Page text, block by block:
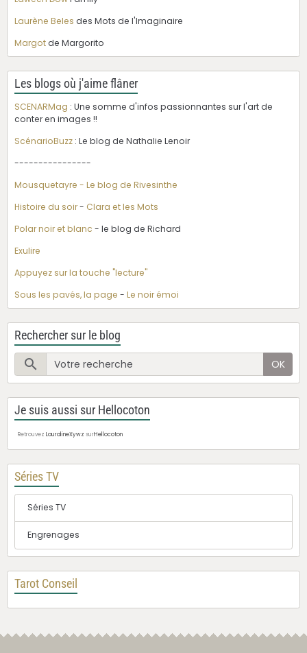
Laurène Beles des Mots de l'Imaginaire
Margotde Margorito
Les blogs où j'aime flâner
SCENARMag : Une somme d'infos passionnantes sur l'art de
conter en images !!
ScénarioBuzz : Le blog de Nathalie Lenoir
----------------
Mousquetayre - Le blog de Rivesinthe
Histoire du soir- Clara et les Mots
Polar noir et blanc - le blog de Richard
Exulire
Appuyez sur la touche "lecture"
Sous les pavés, la page - Le noir émoi
Rechercher sur le blog
OK
Je suis aussi sur Hellocoton
Retrouvez LauralineXywz surHellocoton
Séries TV
Séries TV
Engrenages
Tarot Conseil